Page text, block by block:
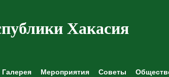
Хакасия
Галерея Мероприятия Советы